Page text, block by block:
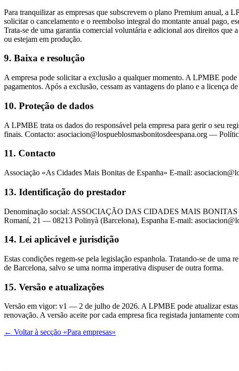
Para tranquilizar as empresas que subscrevem o plano Premium anual, a
solicitar o cancelamento e o reembolso integral do montante anual pago,
Trata-se de uma garantia comercial voluntária e adicional aos direitos que
ou estejam em produção.
9. Baixa e resolução
A empresa pode solicitar a exclusão a qualquer momento. A LPMBE
pagamentos. Após a exclusão, cessam as vantagens do plano e a licença
10. Proteção de dados
A LPMBE trata os dados do responsável pela empresa para gerir o seu
finais. Contacto: asociacion@lospueblosmasbonitosdeespana.org —
11. Contacto
Associação «As Cidades Mais Bonitas de Espanha» E-mail:
13. Identificação do prestador
Denominação social: ASSOCIAÇÃO DAS CIDADES MAIS BONITAS
Romaní, 21 — 08213 Polinyà (Barcelona), Espanha E-mail:
14. Lei aplicável e jurisdição
Estas condições regem-se pela legislação espanhola. Tratando-se de uma
de Barcelona, salvo se uma norma imperativa dispuser de outra forma.
15. Versão e atualizações
Versão em vigor: v1 — 2 de julho de 2026. A LPMBE pode atualizar estas
renovação. A versão aceite por cada empresa fica registada juntamente
← Voltar à secção «Para empresas»